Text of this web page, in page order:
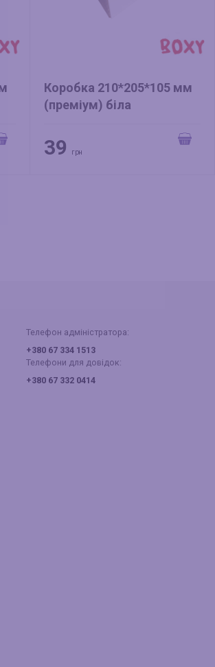
Коробка 210*205*105 мм
(преміум) біла
39 грн
Телефон адміністратора:
+380 67 334 1513
Телефони для довідок:
+380 67 332 0414